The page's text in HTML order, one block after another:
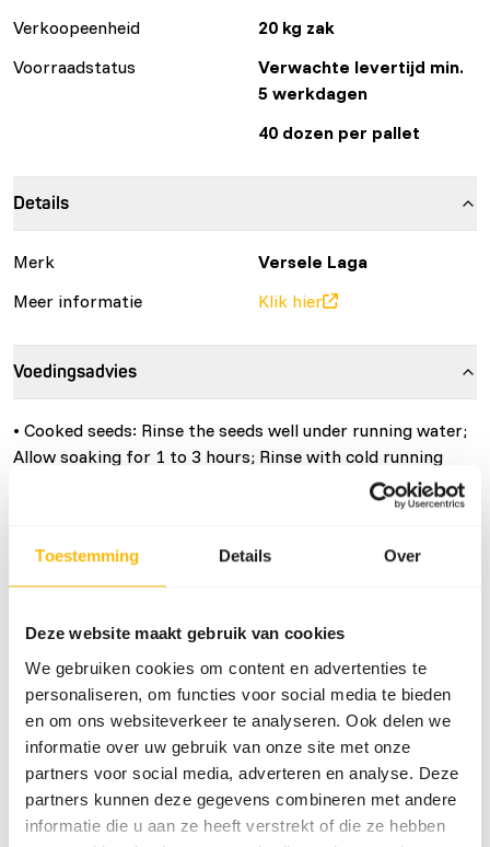
Toestemming Details Over
Deze website maakt gebruik van cookies
We gebruiken cookies om content en advertenties te
personaliseren, om functies voor social media te bieden
en om ons websiteverkeer te analyseren. Ook delen we
informatie over uw gebruik van onze site met onze
partners voor social media, adverteren en analyse. Deze
partners kunnen deze gegevens combineren met andere
informatie die u aan ze heeft verstrekt of die ze hebben
Verkoopeenheid
20 kg zak
Voorraadstatus
Verwachte levertijd min.
5 werkdagen
40 dozen per pallet
Details
Merk
Versele Laga
Meer informatie
Klik hier
Voedingsadvies
• Cooked seeds: Rinse the seeds well under running water;
Allow soaking for 1 to 3 hours; Rinse with cold running
water; Cook for 30 to 45 min.; Allow the seeds to cool and
drain. Give as is or mixed with eggfood or fruits.
Allow soaking for 6 to 24 hours at room temperature,
preferably changing the water several times; Rinse with
1 to 3 hours. Give as is or mixed with eggfood or fruits.
Tips:
• You can make and freeze enough cooked feed for several
days and defrost the required portion daily.
• As a result of soaking, the grains become soft so that
the birds take them very readily. Soaked seeds are also
easier to shell. Feeding soaked seed mixtures has a